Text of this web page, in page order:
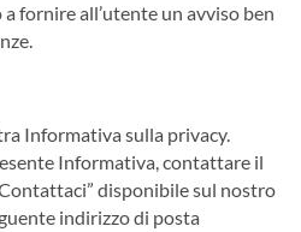
fornire all’utente un avviso ben
Informativa sulla privacy.
Informativa, contattare il
disponibile sul nostro
indirizzo di posta